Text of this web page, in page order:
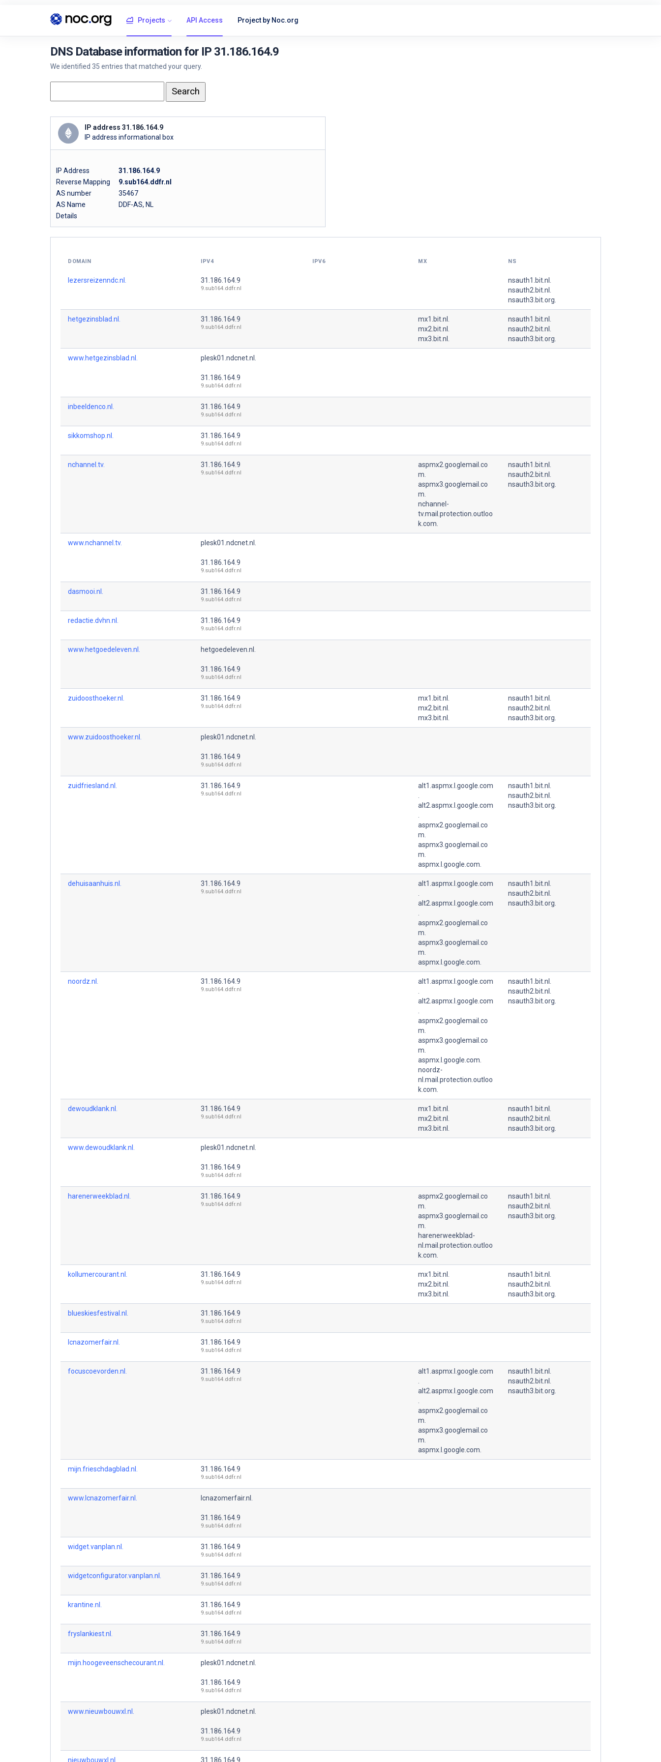
Projects API Access Project by Noc.org
DNS Database information for IP 31.186.164.9
We identified 35 entries that matched your query.
IP address 31.186.164.9
IP address informational box
IP Address
31.186.164.9
Reverse Mapping
9.sub164.ddfr.nl
AS number
35467
AS Name
DDF-AS, NL
Details
DOMAIN IPV4 IPV6 MX NS
lezersreizenndc.nl. 31.186.164.9
9.sub164.ddfr.nl
nsauth1.bit.nl.
nsauth2.bit.nl.
nsauth3.bit.org.
hetgezinsblad.nl. 31.186.164.9
9.sub164.ddfr.nl
mx1.bit.nl.
mx2.bit.nl.
mx3.bit.nl.
nsauth1.bit.nl.
nsauth2.bit.nl.
nsauth3.bit.org.
www.hetgezinsblad.nl. plesk01.ndcnet.nl.
31.186.164.9
9.sub164.ddfr.nl
inbeeldenco.nl. 31.186.164.9
9.sub164.ddfr.nl
sikkomshop.nl. 31.186.164.9
9.sub164.ddfr.nl
nchannel.tv. 31.186.164.9
9.sub164.ddfr.nl
aspmx2.googlemail.co
m.
aspmx3.googlemail.co
m.
nchannel-
tv.mail.protection.outloo
k.com.
nsauth1.bit.nl.
nsauth2.bit.nl.
nsauth3.bit.org.
www.nchannel.tv. plesk01.ndcnet.nl.
31.186.164.9
9.sub164.ddfr.nl
dasmooi.nl. 31.186.164.9
9.sub164.ddfr.nl
redactie.dvhn.nl. 31.186.164.9
9.sub164.ddfr.nl
www.hetgoedeleven.nl. hetgoedeleven.nl.
31.186.164.9
9.sub164.ddfr.nl
zuidoosthoeker.nl. 31.186.164.9
9.sub164.ddfr.nl
mx1.bit.nl.
mx2.bit.nl.
mx3.bit.nl.
nsauth1.bit.nl.
nsauth2.bit.nl.
nsauth3.bit.org.
www.zuidoosthoeker.nl. plesk01.ndcnet.nl.
31.186.164.9
9.sub164.ddfr.nl
zuidfriesland.nl. 31.186.164.9
9.sub164.ddfr.nl
alt1.aspmx.l.google.com
alt2.aspmx.l.google.com
aspmx2.googlemail.co
m.
aspmx3.googlemail.co
m.
aspmx.l.google.com.
nsauth1.bit.nl.
nsauth2.bit.nl.
nsauth3.bit.org.
dehuisaanhuis.nl. 31.186.164.9
9.sub164.ddfr.nl
alt1.aspmx.l.google.com
alt2.aspmx.l.google.com
aspmx2.googlemail.co
m.
aspmx3.googlemail.co
m.
aspmx.l.google.com.
nsauth1.bit.nl.
nsauth2.bit.nl.
nsauth3.bit.org.
noordz.nl. 31.186.164.9
9.sub164.ddfr.nl
alt1.aspmx.l.google.com
alt2.aspmx.l.google.com
aspmx2.googlemail.co
m.
aspmx3.googlemail.co
m.
aspmx.l.google.com.
noordz-
nl.mail.protection.outloo
k.com.
nsauth1.bit.nl.
nsauth2.bit.nl.
nsauth3.bit.org.
dewoudklank.nl. 31.186.164.9
9.sub164.ddfr.nl
mx1.bit.nl.
mx2.bit.nl.
mx3.bit.nl.
nsauth1.bit.nl.
nsauth2.bit.nl.
nsauth3.bit.org.
www.dewoudklank.nl. plesk01.ndcnet.nl.
31.186.164.9
9.sub164.ddfr.nl
harenerweekblad.nl. 31.186.164.9
9.sub164.ddfr.nl
aspmx2.googlemail.co
m.
aspmx3.googlemail.co
m.
harenerweekblad-
nl.mail.protection.outloo
k.com.
nsauth1.bit.nl.
nsauth2.bit.nl.
nsauth3.bit.org.
kollumercourant.nl. 31.186.164.9
9.sub164.ddfr.nl
mx1.bit.nl.
mx2.bit.nl.
mx3.bit.nl.
nsauth1.bit.nl.
nsauth2.bit.nl.
nsauth3.bit.org.
blueskiesfestival.nl. 31.186.164.9
9.sub164.ddfr.nl
lcnazomerfair.nl. 31.186.164.9
9.sub164.ddfr.nl
focuscoevorden.nl. 31.186.164.9
9.sub164.ddfr.nl
alt1.aspmx.l.google.com
alt2.aspmx.l.google.com
aspmx2.googlemail.co
m.
aspmx3.googlemail.co
m.
aspmx.l.google.com.
nsauth1.bit.nl.
nsauth2.bit.nl.
nsauth3.bit.org.
mijn.frieschdagblad.nl. 31.186.164.9
9.sub164.ddfr.nl
www.lcnazomerfair.nl. lcnazomerfair.nl.
31.186.164.9
9.sub164.ddfr.nl
widget.vanplan.nl. 31.186.164.9
9.sub164.ddfr.nl
widgetconfigurator.vanplan.nl. 31.186.164.9
9.sub164.ddfr.nl
krantine.nl. 31.186.164.9
9.sub164.ddfr.nl
fryslankiest.nl. 31.186.164.9
9.sub164.ddfr.nl
mijn.hoogeveenschecourant.nl. plesk01.ndcnet.nl.
31.186.164.9
9.sub164.ddfr.nl
www.nieuwbouwxl.nl. plesk01.ndcnet.nl.
31.186.164.9
9.sub164.ddfr.nl
nieuwbouwxl.nl. 31.186.164.9